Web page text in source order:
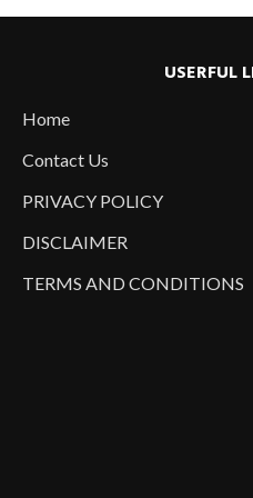
USERFUL
Home
Contact Us
PRIVACY POLICY
DISCLAIMER
TERMS AND CONDITIONS